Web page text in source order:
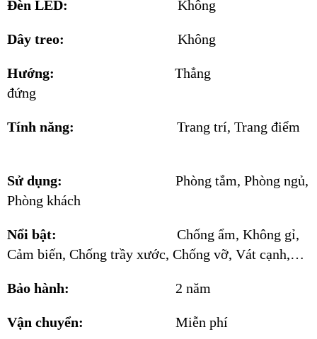
Đèn LED: Không
Dây treo: Không
Hướng: Thẳng
đứng
Tính năng: Trang trí, Trang điểm
Sử dụng: Phòng tắm, Phòng ngủ,
Phòng khách
Nổi bật: Chống ẩm, Không gỉ,
Cảm biến, Chống trầy xước, Chống vỡ, Vát cạnh,…
Bảo hành: 2 năm
Vận chuyển: Miễn phí